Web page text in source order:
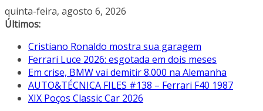
Pular
para
conteúdo
quinta-feira, agosto 6, 2026
Últimos:
Cristiano Ronaldo mostra sua garagem
Ferrari Luce 2026: esgotada em dois meses
Em crise, BMW vai demitir 8.000 na Alemanha
AUTO&TÉCNICA FILES #138 – Ferrari F40 1987
XIX Poços Classic Car 2026